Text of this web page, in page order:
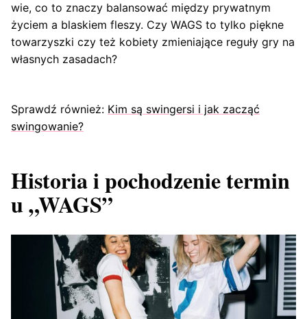
wie, co to znaczy balansować między prywatnym
życiem a blaskiem fleszy. Czy WAGS to tylko piękne
towarzyszki czy też kobiety zmieniające reguły gry na
własnych zasadach?
Sprawdź również: Kim są swingersi i jak zacząć
swingowanie?
Historia i pochodzenie termin
u „WAGS”